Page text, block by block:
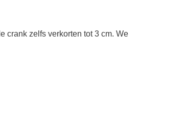
crank zelfs verkorten tot 3 cm. We